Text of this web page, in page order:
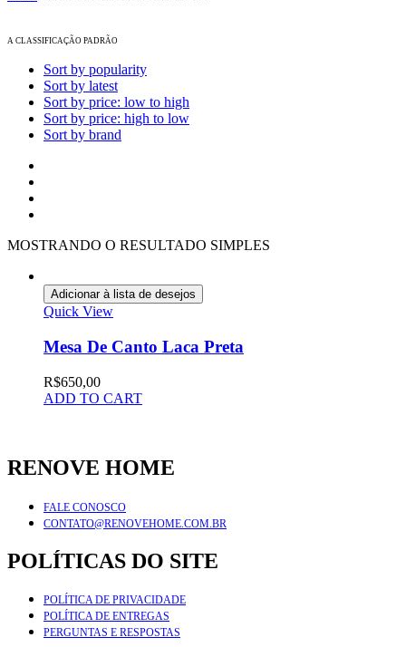
A CLASSIFICAÇÃO PADRÃO
Sort by popularity
Sort by latest
Sort by price: low to high
Sort by price: high to low
Sort by brand
MOSTRANDO O RESULTADO SIMPLES
Adicionar à lista de desejos
Quick View
Mesa De Canto Laca Preta
R$650,00
ADD TO CART
RENOVE HOME
FALE CONOSCO
CONTATO@RENOVEHOME.COM.BR
POLÍTICAS DO SITE
POLÍTICA DE PRIVACIDADE
POLÍTICA DE ENTREGAS
PERGUNTAS E RESPOSTAS